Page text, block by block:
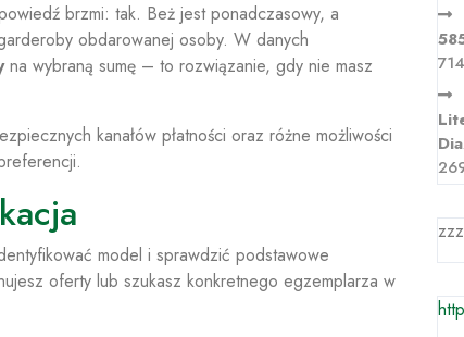
brzmi: tak. Beż jest ponadczasowy, a
obdarowanej osoby. W danych
na wybraną sumę – to rozwiązanie, gdy nie masz
kanałów płatności oraz różne możliwości
model i sprawdzić podstawowe
oferty lub szukasz konkretnego egzemplarza w